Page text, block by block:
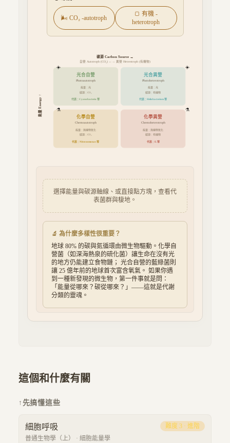
🌬️ CO₂ -autotroph
🍞 有機 -
heterotroph
碳源 Carbon Source →
自營 Autotroph (CO₂) ←→ 異營 Heterotroph (有機物)
能量 Energy ↑
光合自營
Photoautotroph
能量： 光
碳源： CO₂
代表：Cyanobacteria等
光合異營
Photoheterotroph
能量：光
碳源：有機物
代表：Heliobacterium等
化學自營
Chemoautotroph
能量： 無機物氧化
碳源： CO₂
代表：Nitrosomonas等
化學異營
Chemoheterotroph
能量：無機物氧化
碳源：有機物
代表： E. 等
☀️ ☀️
⚗️ ⚗️
選擇能量與碳源軸線、或直接點方塊，查看代
表菌群與棲地。
🔬 為什麼多樣性很重要？
地球 80% 的碳與氮循環由微生物驅動。化學自
營菌（如深海熱泉的硫化菌）讓生命在沒有光
的地方仍能建立食物鏈； 光合自營的藍綠菌則
讓 25 億年前的地球首次富含氧氣。 如果你遇
到一種新發現的微生物，第一件事就是問：
「能量從哪來？碳從哪來？」——這就是代謝
分類的靈魂。
這個和什麼有關
↑ 先搞懂這些
細胞呼吸
普通生物學（上） · 細胞能量學
難度 3 · 進階